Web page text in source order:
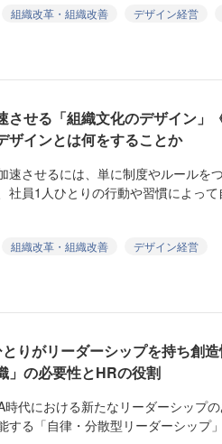
組織改革・組織改善 デザイン経営
させる「組織文化のデザイン
ザインとは何をすることか
速させるには、単に制度やルールを
社員1人ひとりの行動や習慣によっ
組織改革・組織改善
デザイン経営
りがリーダーシップを持ち創
」の必要性とHRの役割
代における新たなリーダーシップ
する「自律・分散型リーダーシップ